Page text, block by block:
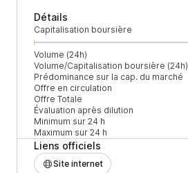
Détails
Capitalisation boursière
Volume (24h)
Volume/Capitalisation boursière (24h)
Prédominance sur la cap. du marché
Offre en circulation
Offre Totale
Évaluation après dilution
Minimum sur 24 h
Maximum sur 24 h
Liens officiels
Site internet